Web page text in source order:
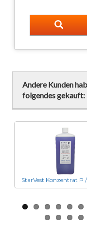
Andere Kunden
folgendes gekauft:
StarVest Konzentrat P